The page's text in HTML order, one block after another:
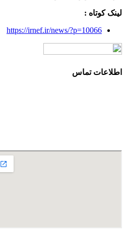
لینک کوتاه :
https://irnef.ir/news/?p=10066
اطلاعات تماس